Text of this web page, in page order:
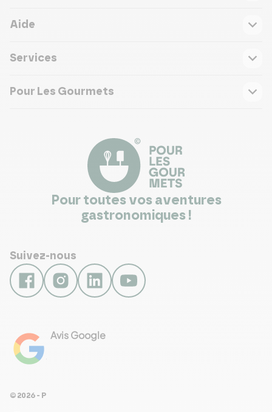
Aide
Services
Pour Les Gourmets
Pour toutes vos aventures
gastronomiques !
Suivez-nous
Avis Google
© 2026 - Pour Les Gourmets